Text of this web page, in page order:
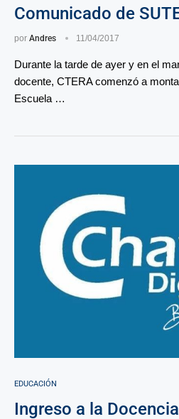
Comunicado de
por Andres 11/04/2017
Durante la tarde de ayer y en el
docente, CTERA comenzó a
Escuela …
EDUCACIÓN
Ingreso a la